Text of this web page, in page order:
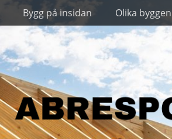
Bygg på insidan Olika byggen